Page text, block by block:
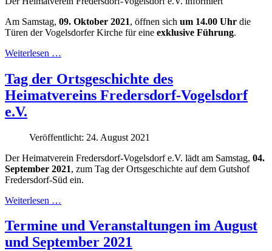
Am Samstag, 09. Oktober 2021, öffnen sich um 14.00 Uhr die
Türen der Vogelsdorfer Kirche für eine exklusive Führung.
Weiterlesen …
Tag der Ortsgeschichte des
Heimatvereins Fredersdorf-Vogelsdorf
e.V.
Veröffentlicht: 24. August 2021
Der Heimatverein Fredersdorf-Vogelsdorf e.V. lädt am Samstag, 04.
September 2021, zum Tag der Ortsgeschichte auf dem Gutshof
Fredersdorf-Süd ein.
Weiterlesen …
Termine und Veranstaltungen im August
und September 2021